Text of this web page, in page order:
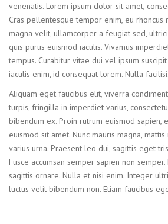
venenatis. Lorem ipsum dolor sit amet,
Cras pellentesque tempor enim, eu rhoncus
magna velit, ullamcorper a feugiat sed,
quis purus euismod iaculis. Vivamus
tempus. Curabitur vitae dui vel ipsum
iaculis enim, id consequat lorem. Nulla facilisi.
Aliquam eget faucibus elit, viverra
turpis, fringilla in imperdiet varius,
bibendum ex. Proin rutrum euismod sapien,
euismod sit amet. Nunc mauris magna,
varius urna. Praesent leo dui, sagittis eget
Fusce accumsan semper sapien non
sagittis ornare. Nulla et nisi enim. Integer
luctus velit bibendum non. Etiam faucibus